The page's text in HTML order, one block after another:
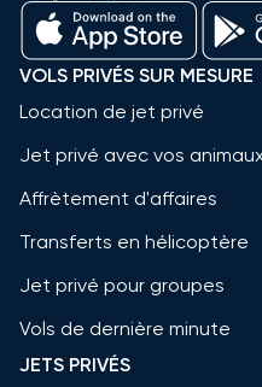
VOLS PRIVÉS SUR MESURE
Location de jet privé
Jet privé avec vos
Affrètement d'affaires
Transferts en hélicoptère
Jet privé pour groupes
Vols de dernière minute
JETS PRIVÉS